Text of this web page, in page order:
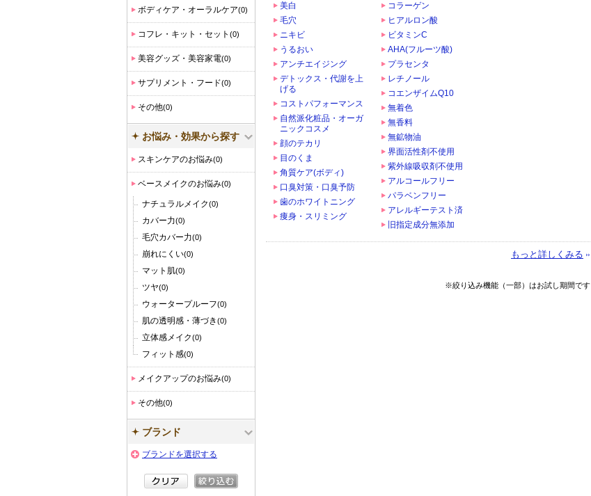
美白
毛穴
ニキビ
うるおい
アンチエイジング
デトックス・代謝を上
げる
コストパフォーマンス
自然派化粧品・オーガ
ニックコスメ
顔のテカリ
目のくま
角質ケア(ボディ)
口臭対策・口臭予防
歯のホワイトニング
痩身・スリミング
コラーゲン
ヒアルロン酸
ビタミンC
AHA(フルーツ酸)
プラセンタ
レチノール
コエンザイムQ10
無着色
無香料
無鉱物油
界面活性剤不使用
紫外線吸収剤不使用
アルコールフリー
パラベンフリー
アレルギーテスト済
旧指定成分無添加
もっと詳しくみる
※絞り込み機能（一部）はお試し期間です
ボディケア・オーラルケア(0)
コフレ・キット・セット (0)
美容グッズ・美容家電(0)
サプリメント・フード(0)
その他(0)
お悩み・効果から探す
スキンケアのお悩み(0)
ベースメイクのお悩み(0)
ナチュラルメイク(0)
カバー力(0)
毛穴カバー力(0)
崩れにくい(0)
マット肌(0)
ツヤ(0)
ウォータープルーフ(0)
肌の透明感・薄づき(0)
立体感メイク(0)
フィット感(0)
メイクアップのお悩み(0)
その他(0)
ブランド
ブランドを選択する